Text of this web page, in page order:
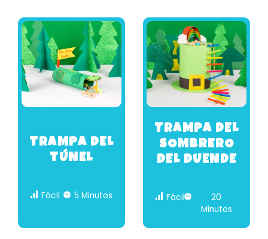
TRAMPA DEL
TÚNEL
Fácil 5 Minutos
TRAMPA DEL
SOMBRERO
DEL DUENDE
Fácil
20
Minutos